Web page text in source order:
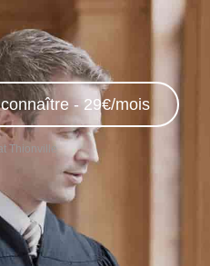
- 29€/mois
Thionville